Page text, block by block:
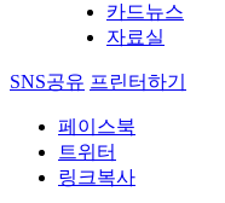
카드뉴스
자료실
SNS공유 프린터하기
페이스북
트위터
링크복사